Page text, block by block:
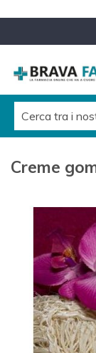
MARCHE
Caudalie
CATEGORIES
CATEGORIES
CATEGORIES
Creme